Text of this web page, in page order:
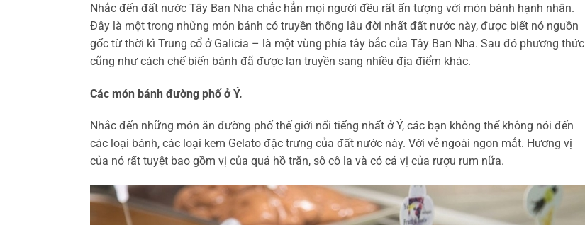
Nhắc đến đất nước Tây Ban Nha chắc hẳn mọi người đều rất ấn tượng với món bánh hạnh nhân.
Đây là một trong những món bánh có truyền thống lâu đời nhất đất nước này, được biết nó nguồn
gốc từ thời kì Trung cổ ở Galicia – là một vùng phía tây bắc của Tây Ban Nha. Sau đó phương thức
cũng như cách chế biến bánh đã được lan truyền sang nhiều địa điểm khác.
Các món bánh đường phố ở Ý.
Nhắc đến những món ăn đường phố thế giới nổi tiếng nhất ở Ý, các bạn không thể không nói đến
các loại bánh, các loại kem Gelato đặc trưng của đất nước này. Với vẻ ngoài ngon mắt. Hương vị
của nó rất tuyệt bao gồm vị của quả hồ trăn, sô cô la và có cả vị của rượu rum nữa.